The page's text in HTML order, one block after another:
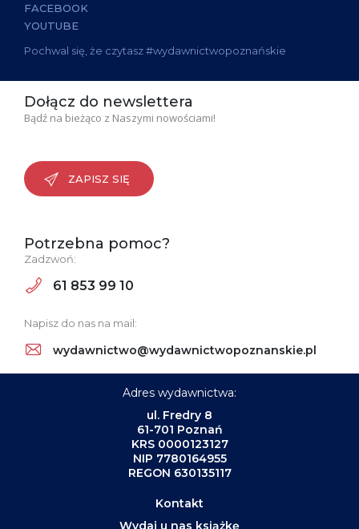
FACEBOOK
YOUTUBE
Pochwal się, że czytasz #wydawnictwopoznańskie
Dołącz do newslettera
Bądź na bieżąco z Naszymi nowościami!
ZAPISZ SIĘ
Potrzebna pomoc?
Zadzwoń:
61 853 99 10
Napisz do nas na mail:
wydawnictwo@wydawnictwopoznanskie.pl
Adres wydawnictwa:
ul. Fredry 8
61-701 Poznań
KRS 0000123127
NIP 7780164955
REGON 630135117
Kontakt
Wydaj u nas książkę